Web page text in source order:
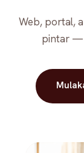
Web, portal,
pintar —